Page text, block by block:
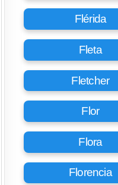
Flérida
Fleta
Fletcher
Flor
Flora
Florencia